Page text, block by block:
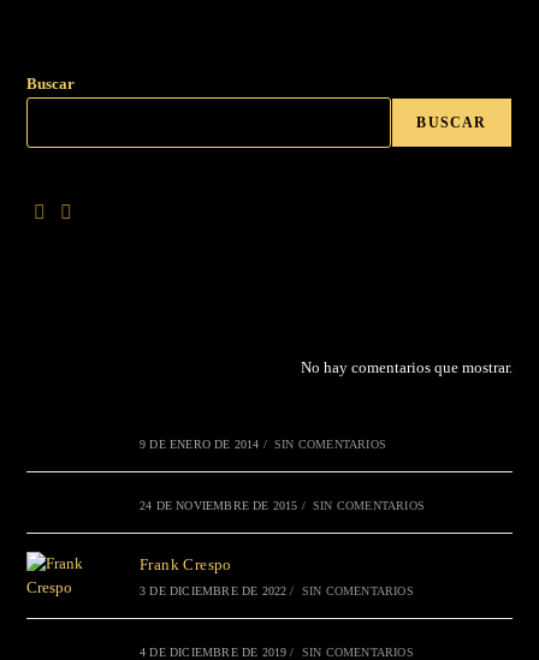
Buscar
BUSCAR
No hay comentarios que mostrar.
9 DE ENERO DE 2014 / SIN COMENTARIOS
24 DE NOVIEMBRE DE 2015 / SIN COMENTARIOS
Frank Crespo
3 DE DICIEMBRE DE 2022 / SIN COMENTARIOS
4 DE DICIEMBRE DE 2019 / SIN COMENTARIOS